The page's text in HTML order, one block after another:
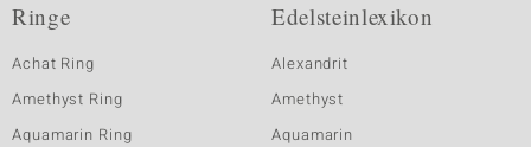
Ringe
Achat Ring
Amethyst Ring
Aquamarin Ring
Edelsteinlexikon
Alexandrit
Amethyst
Aquamarin